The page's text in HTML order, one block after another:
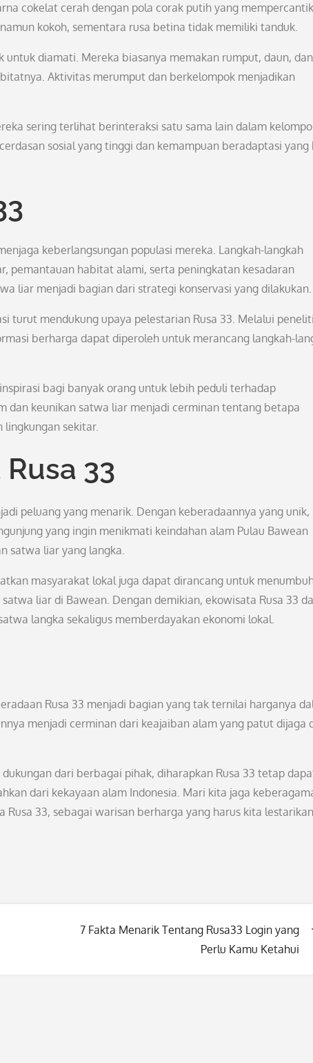
cokelat cerah dengan pola corak putih yang mempercantik
kokoh, sementara rusa betina tidak memiliki tanduk.
untuk diamati. Mereka biasanya memakan rumput, daun, dan
Aktivitas merumput dan berkelompok menjadikan
sering terlihat berinteraksi satu sama lain dalam
sosial yang tinggi dan kemampuan beradaptasi yang
keberlangsungan populasi mereka. Langkah-langkah
pemantauan habitat alami, serta peningkatan kesadaran
liar menjadi bagian dari strategi konservasi yang dilakukan.
turut mendukung upaya pelestarian Rusa 33. Melalui
berharga dapat diperoleh untuk merancang langkah-
bagi banyak orang untuk lebih peduli terhadap
dan keunikan satwa liar menjadi cerminan tentang betapa
lingkungan sekitar.
33
peluang yang menarik. Dengan keberadaannya yang unik,
yang ingin menikmati keindahan alam Pulau Bawean
satwa liar yang langka.
masyarakat lokal juga dapat dirancang untuk
liar di Bawean. Dengan demikian, ekowisata Rusa 33
langka sekaligus memberdayakan ekonomi lokal.
Rusa 33 menjadi bagian yang tak ternilai harganya
menjadi cerminan dari keajaiban alam yang patut dijaga
dari berbagai pihak, diharapkan Rusa 33 tetap
dari kekayaan alam Indonesia. Mari kita jaga
33, sebagai warisan berharga yang harus kita
7 Fakta Menarik Tentang Rusa33 Login yang
Perlu Kamu Ketahui